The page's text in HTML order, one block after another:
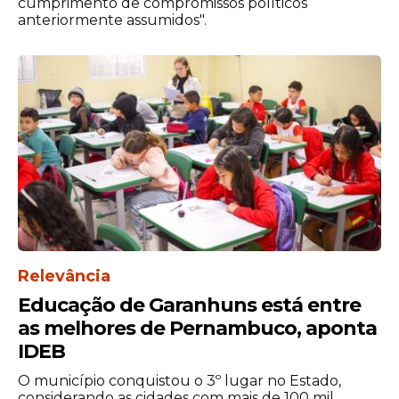
anteriormente assumidos".
Relevância
Educação de Garanhuns está entre
as melhores de Pernambuco, aponta
IDEB
O município conquistou o 3º lugar no Estado,